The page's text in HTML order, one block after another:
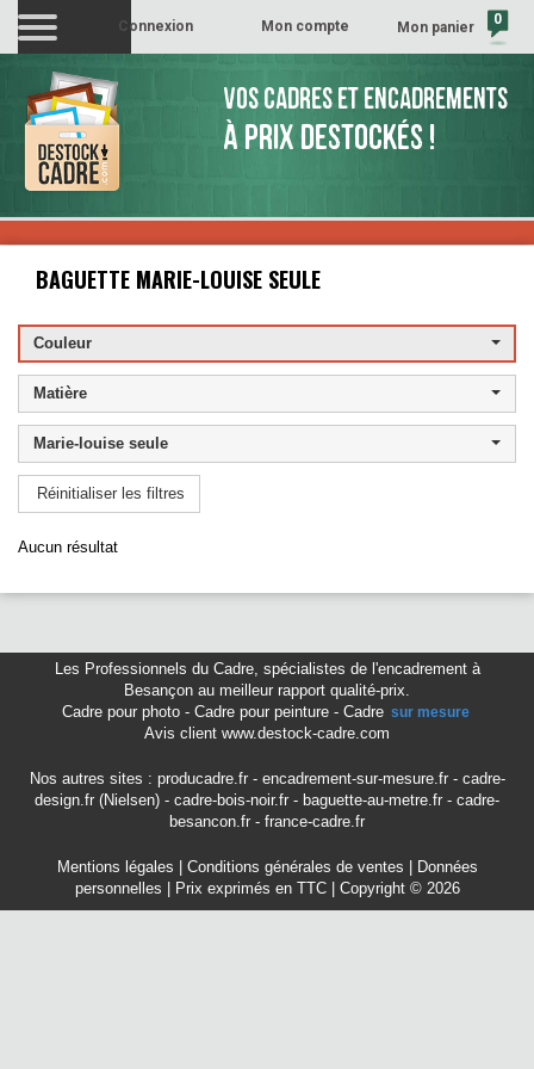
Mon panier 0
Mon compte
Connexion
VOS CADRES ET ENCADREMENTS
À PRIX DESTOCKÉS !
BAGUETTE
Réinitialiser les filtres
Aucun résultat
Les Professionnels du Cadre, spécialistes de l'encadrement à
Besançon au meilleur rapport qualité-prix.
Cadre pour photo - Cadre pour peinture - Cadre sur mesure
Avis client www.destock-cadre.com
Nos autres sites : producadre.fr- encadrement-sur-mesure.fr- cadre-
design.fr (Nielsen) - cadre-bois-noir.fr - baguette-au-metre.fr - cadre-
besancon.fr - france-cadre.fr
Mentions légales Conditions générales de ventes
Données
personnelles | Prix exprimés en TTC | Copyright © 2026